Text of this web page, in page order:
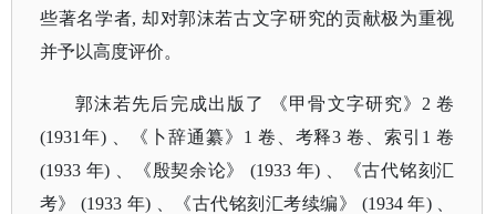
些著名学者, 却对郭沫若古文字研究的贡献极为重视
并予以高度评价。
郭沫若先后完成出版了 《甲骨文字研究》 2 卷
(1931年) 、《卜辞通纂》1 卷、考释3 卷、索引1 卷
(1933 年) 、《殷契余论》 (1933 年) 、《古代铭刻汇
考》 (1933 年) 、《古代铭刻汇考续编》 (1934 年) 、